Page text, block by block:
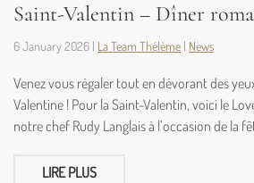
Saint-Valentin – Dîner
6 January 2026 | La Team Thélème | News
Venez vous régaler tout en dévorant des
Valentine ! Pour la Saint-Valentin, voici le
notre chef Rudy Langlais à l’occasion de la
LIRE PLUS